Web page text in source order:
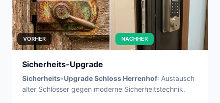
VORHER NACHHER
Sicherheits-Upgrade
Sicherheits-Upgrade Schloss Herrenhof: Austausch
alter Schlösser gegen moderne Sicherheitstechnik.